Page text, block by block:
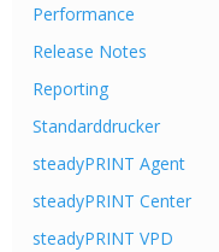
Performance
Release Notes
Reporting
Standarddrucker
steadyPRINT Agent
steadyPRINT Center
steadyPRINT VPD